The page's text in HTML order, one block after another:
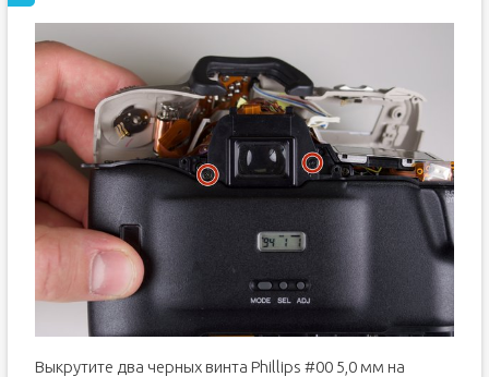
Выкрутите два черных винта Phillips #00 5,0 мм на